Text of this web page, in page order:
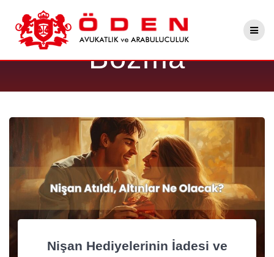
to
content
Etiket:Nişan
Bozma
Nişan Hediyelerinin İadesi ve